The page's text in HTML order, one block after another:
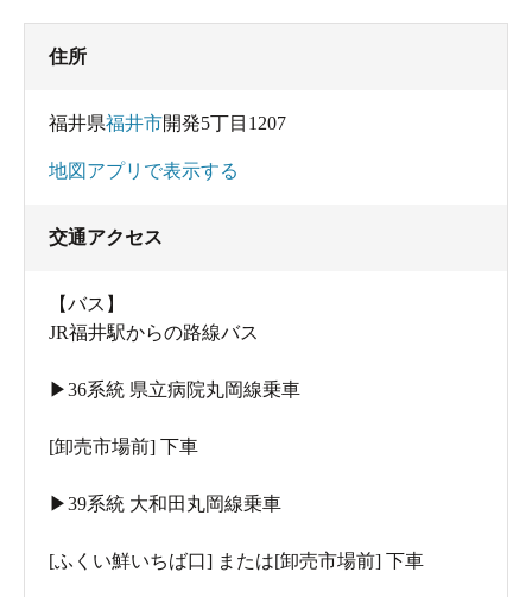
住所
福井県福井市開発5丁目1207
地図アプリで表示する
交通アクセス
【バス】
JR福井駅からの路線バス
▶36系統 県立病院丸岡線乗車
[卸売市場前] 下車
▶39系統 大和田丸岡線乗車
[ふくい鮮いちば口] または[卸売市場前] 下車